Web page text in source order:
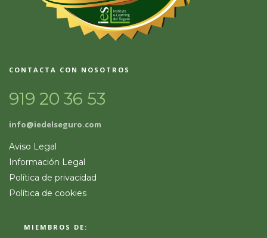
CONTACTA CON NOSOTROS
919 20 36 53
info@iedelseguro.com
Aviso Legal
Información Legal
Política de privacidad
Política de cookies
MIEMBROS DE: